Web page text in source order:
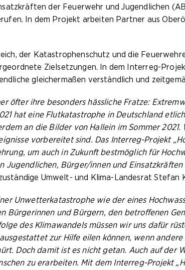
der Feuerwehr und Jugendlichen
In dem Projekt arbeiten Partner aus
der Katastrophenschutz und die
Zielsetzungen. In dem Interreg-
gleichermaßen verständlich und
öfter ihre besonders hässliche Fratze:
hat eine Flutkatastrophe in Deutschland
an die Bilder von Hallein im Sommer 2021.
vorbereitet sind. Das Interreg-Projekt
um auch in Zukunft bestmöglich für
Jugendlichen, Bürger/innen und
Umwelt- und Klima-Landesrat Stefan
Unwetterkatastrophe wie der eines
Bürgerinnen und Bürgern, den betroffenen
des Klimawandels müssen wir uns dafür
zur Hilfe eilen können, wenn
Doch damit ist es nicht getan. Auch auf der
zu erarbeiten. Mit dem Interreg-Projekt